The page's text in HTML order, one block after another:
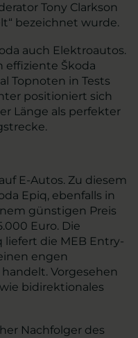
Tony Clarkson
bezeichnet wurde.
auch Elektroautos.
effiziente Škoda
Topnoten in Tests
positioniert sich
Länge als perfekter
E-Autos. Zu diesem
Epiq, ebenfalls in
günstigen Preis
Euro. Die
liefert die MEB Entry-
engen
Vorgesehen
bidirektionales
Nachfolger des